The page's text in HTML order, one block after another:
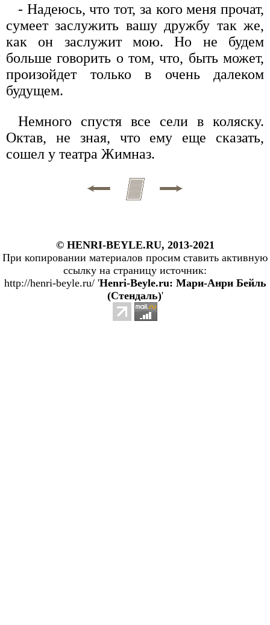
- Надеюсь, что тот, за кого меня прочат,
сумеет заслужить вашу дружбу так же,
как он заслужит мою. Но не будем
больше говорить о том, что, быть может,
произойдет только в очень далеком
будущем.
Немного спустя все сели в коляску.
Октав, не зная, что ему еще сказать,
сошел у театра Жимназ.
© HENRI-BEYLE.RU, 2013-2021
При копировании материалов просим ставить активную
ссылку на страницу источник:
http://henri-beyle.ru/ 'Henri-Beyle.ru: Мари-Анри Бейль
(Стендаль)'